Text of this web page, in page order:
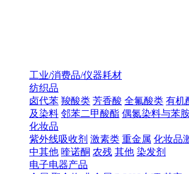
工业/消费品/仪器耗材
纺织品
卤代苯 羧酸类 芳香酸 全氟酸类 有机
及染料 邻苯二甲酸酯 偶氮染料与苯
化妆品
紫外线吸收剂 激素类 重金属 化妆品
中其他 喹诺酮 农残 其他 染发剂
电子电器产品